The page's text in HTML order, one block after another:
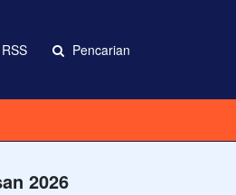
RSS Pencarian
2026